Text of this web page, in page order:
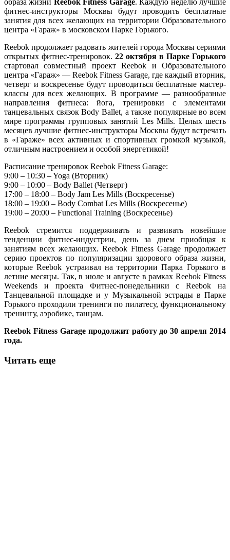
фитнес-инструкторы Москвы будут проводить бесплатные
занятия для всех желающих на территории Образовательного
центра «Гараж» в московском Парке Горького.
Reebok продолжает радовать жителей города Москвы сериями
открытых фитнес-тренировок. 22 октября в Парке Горького
стартовал совместный проект Reebok и Образовательного
центра «Гараж» — Reebok Fitness Garage, где каждый вторник,
четверг и воскресенье будут проводиться бесплатные мастер-
классы для всех желающих. В программе — разнообразные
направления фитнеса: йога, тренировки с элементами
танцевальных связок Body Ballet, а также популярные во всем
мире программы групповых занятий Les Mills. Целых шесть
месяцев лучшие фитнес-инструкторы Москвы будут встречать
в «Гараже» всех активных и спортивных громкой музыкой,
отличным настроением и особой энергетикой!
Расписание тренировок Reebok Fitness Garage:
9:00 – 10:30 – Yoga (Вторник)
9:00 – 10:00 – Body Ballet (Четверг)
17:00 – 18:00 – Body Jam Les Mills (Воскресенье)
18:00 – 19:00 – Body Combat Les Mills (Воскресенье)
19:00 – 20:00 – Functional Training (Воскресенье)
Reebok стремится поддерживать и развивать новейшие
тенденции фитнес-индустрии, день за днем приобщая к
занятиям всех желающих. Reebok Fitness Garage продолжает
серию проектов по популяризации здорового образа жизни,
которые Reebok устраивал на территории Парка Горького в
летние месяцы. Так, в июле и августе в рамках Reebok Fitness
Weekends и проекта Фитнес-понедельники с Reebok на
Танцевальной площадке и у Музыкальной эстрады в Парке
Горького проходили тренинги по пилатесу, функциональному
тренингу, аэробике, танцам.
Reebok Fitness Garage продолжит работу до 30 апреля 2014
года.
Читать еще